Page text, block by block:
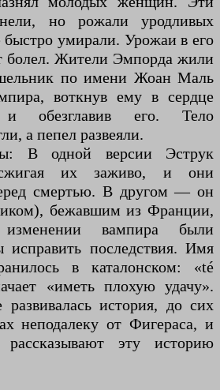
но рожали уродливых
быстро умирали. Урожаи в его
болел. Жители Эмпорда жили
по имени Жоан Маль
воткнув ему в сердце
обезглавив его. Тело
а пепел развеяли.
В одной версии Эструк
их заживо, и они
смертью. В другом — он
бежавшим из Франции,
вампира были
последствия. Имя
в каталонском: «té
«иметь плохую удачу».
развивалась история, до сих
неподалеку от Фигераса, и
эту историю